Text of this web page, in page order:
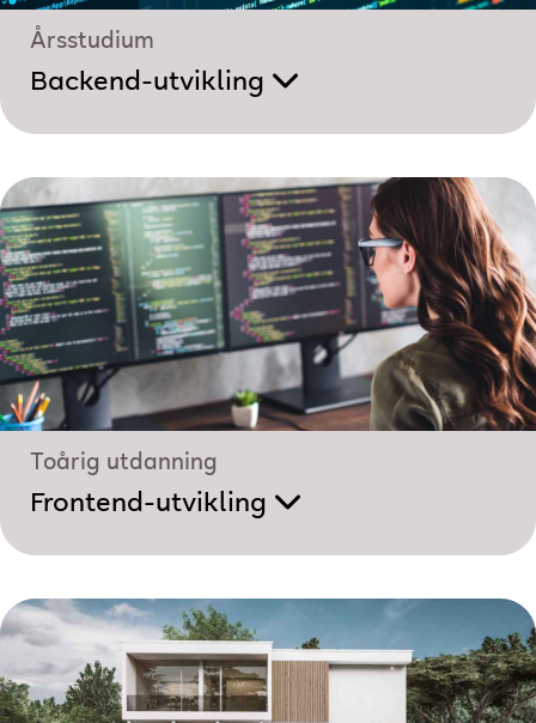
Årsstudium
Backend-utvikling
Toårig utdanning
Frontend-utvikling